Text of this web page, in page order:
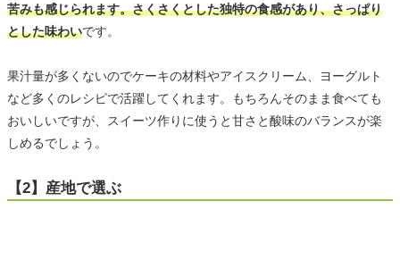
苦みも感じられます。さくさくとした独特の食感があり、さっぱり
とした味わいです。
果汁量が多くないのでケーキの材料やアイスクリーム、ヨーグルト
など多くのレシピで活躍してくれます。もちろんそのまま食べても
おいしいですが、スイーツ作りに使うと甘さと酸味のバランスが楽
しめるでしょう。
【2】産地で選ぶ